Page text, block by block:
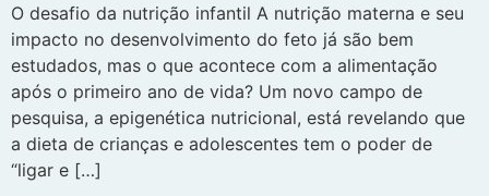
O desafio da nutrição infantil A nutrição materna e seu
impacto no desenvolvimento do feto já são bem
estudados, mas o que acontece com a alimentação
após o primeiro ano de vida? Um novo campo de
pesquisa, a epigenética nutricional, está revelando que
a dieta de crianças e adolescentes tem o poder de
“ligar e […]